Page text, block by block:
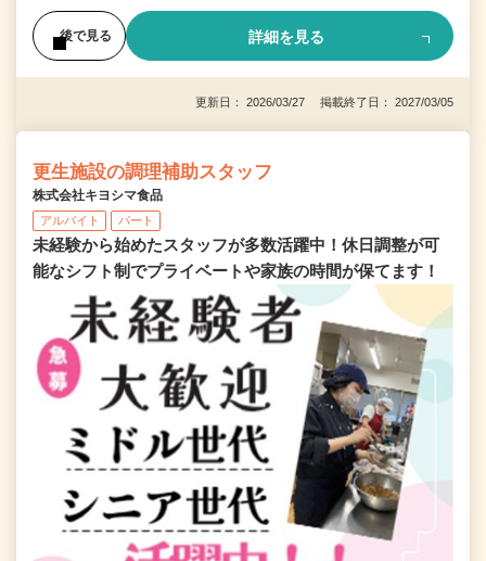
後で見る 詳細を見る
更新日： 2026/03/27 掲載終了日： 2027/03/05
更生施設の調理補助スタッフ
株式会社キヨシマ食品
アルバイト パート
未経験から始めたスタッフが多数活躍中！休日調整が可
能なシフト制でプライベートや家族の時間が保てます！